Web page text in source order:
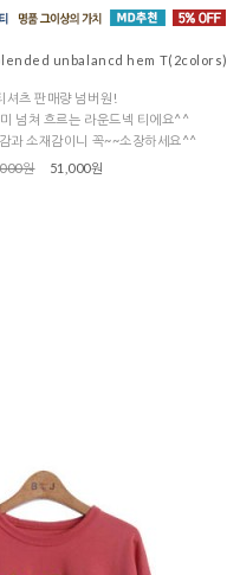
unbalancd hem T(2colors)
셔츠 판매량 넘버원!
넘쳐 흐르는 라운드넥 티에요^^
과 소재감이니 꼭~~소장하세요^^
원
51,000원